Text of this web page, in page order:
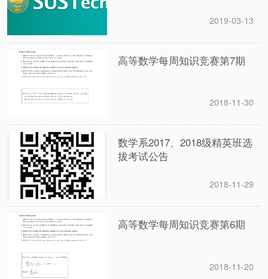
2019-03-13
高等数学每周知识竞赛第7期
2018-11-30
数学系2017、2018级精英班选
拔考试公告
2018-11-29
高等数学每周知识竞赛第6期
2018-11-20